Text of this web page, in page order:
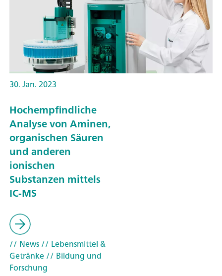
30. Jan. 2023
Hochempfindliche
Analyse von Aminen,
organischen Säuren
und anderen
ionischen
Substanzen mittels
IC-MS
// News// Lebensmittel &
Getränke// Bildung und
Forschung